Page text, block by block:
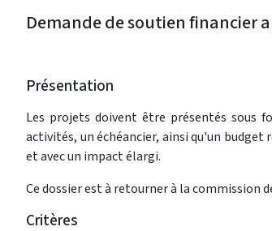
Demande de soutien financier
Présentation
Les projets doivent être présentés sous
activités, un échéancier, ainsi qu'un
et avec un impact élargi.
Ce dossier est à retourner à la commission
Critères